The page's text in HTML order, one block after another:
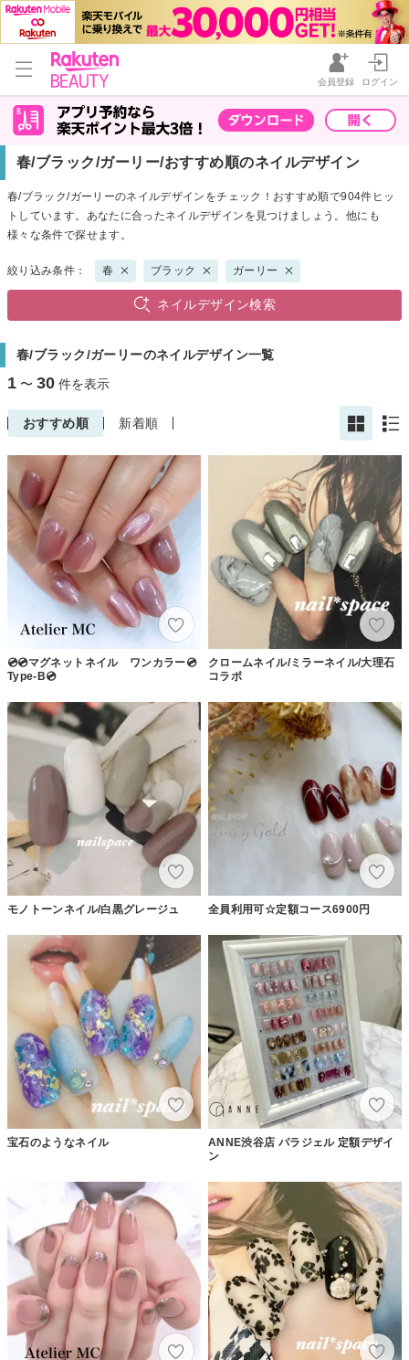
会員登録 ログイン
春/ブラック/ガーリー/おすすめ順のネイルデザイン
春/ブラック/ガーリーのネイルデザインをチェック！おすすめ順で904件ヒッ
トしています。あなたに合ったネイルデザインを見つけましょう。他にも
様々な条件で探せます。
絞り込み条件： 春 ブラック ガーリー
ネイルデザイン検索
春/ブラック/ガーリーのネイルデザイン一覧
1 〜 30 件を表示
おすすめ順 新着順
💿💿マグネットネイル ワンカラー💿
Type-B💿
クロームネイル/ミラーネイル/大理石
コラボ
モノトーンネイル/白黒グレージュ 全員利用可☆定額コース6900円
宝石のようなネイル
ANNE渋谷店 パラジェル 定額デザイ
ン